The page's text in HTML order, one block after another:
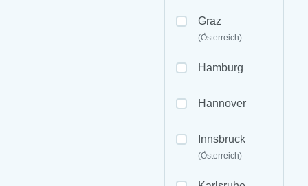
Graz
(Österreich)
Hamburg
Hannover
Innsbruck
(Österreich)